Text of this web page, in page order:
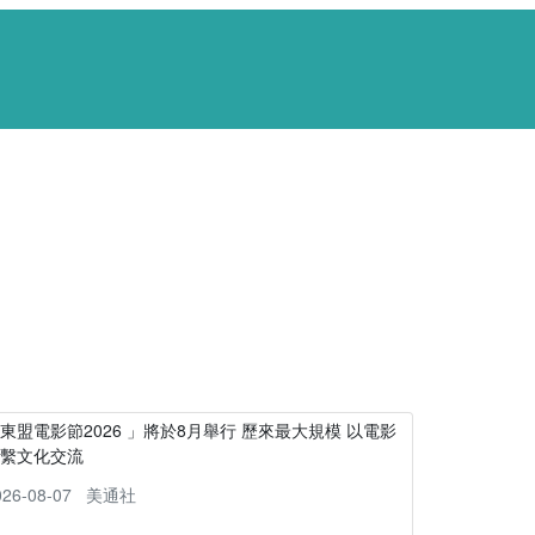
盟電影節2026 」將於8月舉行 歷來最大規模 以電影
文化交流
08-07
美通社